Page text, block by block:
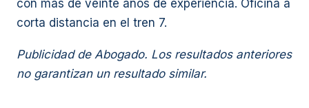
con más de veinte años de experiencia. Oficina a
corta distancia en el tren 7.
Publicidad de Abogado. Los resultados anteriores
no garantizan un resultado similar.